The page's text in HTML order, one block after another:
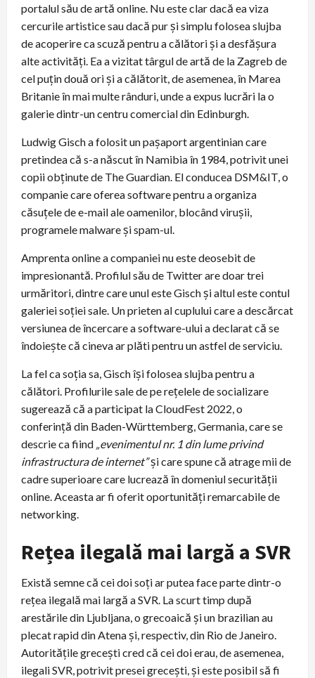
portalul său de artă online. Nu este clar dacă ea viza
cercurile artistice sau dacă pur și simplu folosea slujba
de acoperire ca scuză pentru a călători și a desfășura
alte activități. Ea a vizitat târgul de artă de la Zagreb de
cel puțin două ori și a călătorit, de asemenea, în Marea
Britanie în mai multe rânduri, unde a expus lucrări la o
galerie dintr-un centru comercial din Edinburgh.
Ludwig Gisch a folosit un pașaport argentinian care
pretindea că s-a născut în Namibia în 1984, potrivit unei
copii obținute de The Guardian. El conducea DSM&IT, o
companie care oferea software pentru a organiza
căsuțele de e-mail ale oamenilor, blocând virușii,
programele malware și spam-ul.
Amprenta online a companiei nu este deosebit de
impresionantă. Profilul său de Twitter are doar trei
urmăritori, dintre care unul este Gisch și altul este contul
galeriei soției sale. Un prieten al cuplului care a descărcat
versiunea de încercare a software-ului a declarat că se
îndoiește că cineva ar plăti pentru un astfel de serviciu.
La fel ca soția sa, Gisch își folosea slujba pentru a
călători. Profilurile sale de pe rețelele de socializare
sugerează că a participat la CloudFest 2022, o
conferință din Baden-Württemberg, Germania, care se
descrie ca fiind „evenimentul nr. 1 din lume privind
infrastructura de internet”și care spune că atrage mii de
cadre superioare care lucrează în domeniul securității
online. Aceasta ar fi oferit oportunități remarcabile de
networking.
Rețea ilegală mai largă a SVR
Există semne că cei doi soți ar putea face parte dintr-o
rețea ilegală mai largă a SVR. La scurt timp după
arestările din Ljubljana, o grecoaică și un brazilian au
plecat rapid din Atena și, respectiv, din Rio de Janeiro.
Autoritățile grecești cred că cei doi erau, de asemenea,
ilegali SVR, potrivit presei grecești, și este posibil să fi